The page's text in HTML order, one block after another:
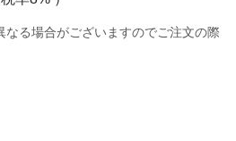
る場合がございますのでご注文の際